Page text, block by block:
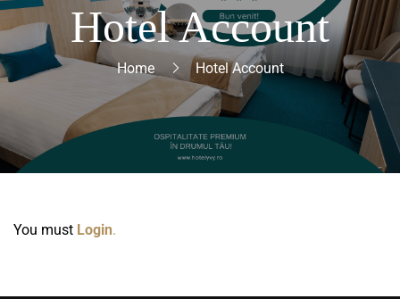
Hotel Account
Home Hotel Account
You must Login.